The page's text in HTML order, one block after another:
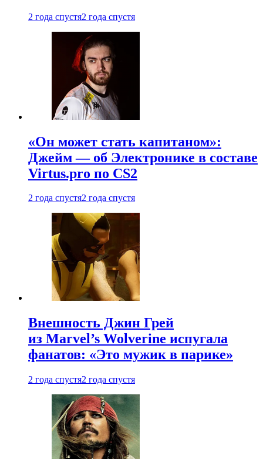
2 года спустя2 года спустя
«Он может стать капитаном»:
Джейм — об Электронике в составе
Virtus.pro по CS2
2 года спустя2 года спустя
Внешность Джин Грей
из Marvel’s Wolverine испугала
фанатов: «Это мужик в парике»
2 года спустя2 года спустя